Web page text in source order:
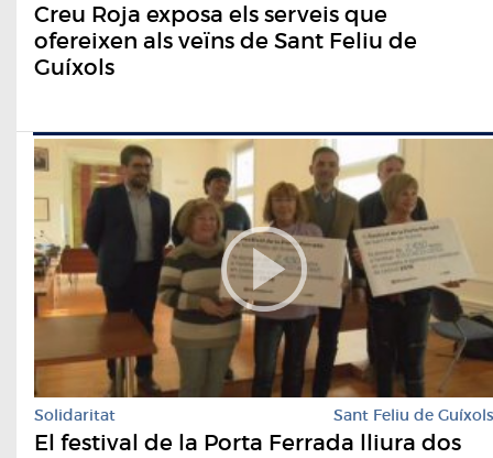
Creu Roja exposa els serveis que
ofereixen als veïns de Sant Feliu de
Guíxols
Solidaritat Sant Feliu de Guíxols
El festival de la Porta Ferrada lliura dos